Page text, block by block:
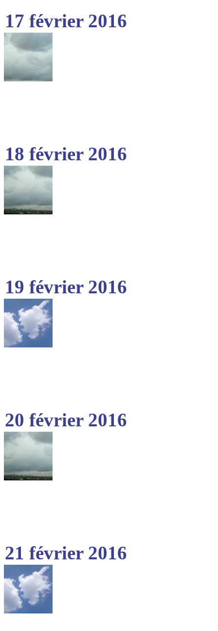
17 février 2016
18 février 2016
19 février 2016
20 février 2016
21 février 2016